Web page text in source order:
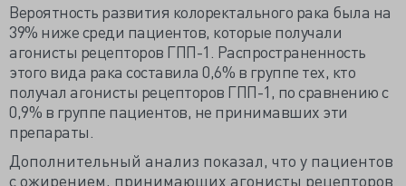
Вероятность развития колоректального рака была на
39% ниже среди пациентов, которые получали
агонисты рецепторов ГПП-1. Распространенность
этого вида рака составила 0,6% в группе тех, кто
получал агонисты рецепторов ГПП-1, по сравнению с
0,9% в группе пациентов, не принимавших эти
препараты.
Дополнительный анализ показал, что у пациентов
с ожирением, принимающих агонисты рецепторов